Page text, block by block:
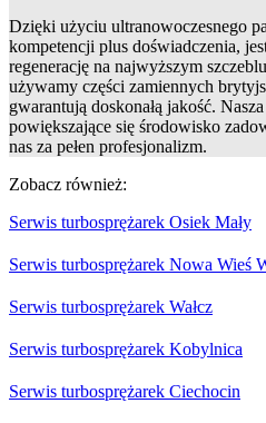
Dzięki użyciu ultranowoczesnego
kompetencji plus doświadczenia,
regenerację na najwyższym
używamy części zamiennych
gwarantują doskonałą jakość.
powiększające się środowisko
nas za pełen profesjonalizm.
Zobacz również:
Serwis turbosprężarek Osiek Mały
Serwis turbosprężarek Nowa Wieś
Serwis turbosprężarek Wałcz
Serwis turbosprężarek Kobylnica
Serwis turbosprężarek Ciechocin